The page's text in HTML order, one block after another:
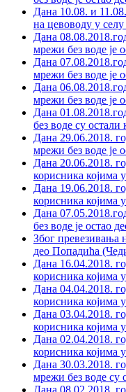
Дана 10.08. и
на цевоводу у
Дана
мрежи без воде је
Дана
мрежи без воде је
Дана
мрежи без воде је
Дана
без воде су остали
Дана 29.06.2018.
мрежи без воде је
Дана 20.06.2018.
корисника
Дана 19.06.2018.
корисника
Дана
без воде је остао
Због превезивања
део Попадића
Дана 16.04.2018.
корисника
Дана 04.04.2018.
корисника
Дана 03.04.2018.
корисника
Дана 02.04.2018.
корисника
Дана 30.03.2018.
мрежи без воде су
Дана 08.02.2018.